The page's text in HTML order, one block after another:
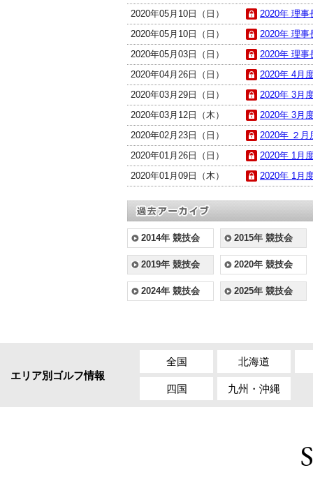
2020年05月10日（日）
2020年 理事
2020年05月10日（日）
2020年 理事
2020年05月03日（日）
2020年 理事
2020年04月26日（日）
2020年 4月
2020年03月29日（日）
2020年 3月
2020年03月12日（木）
2020年 3月
2020年02月23日（日）
2020年 ２月
2020年01月26日（日）
2020年 1月
2020年01月09日（木）
2020年 1月
2014年 競技会 2015年 競技会
2019年 競技会 2020年 競技会
2024年 競技会 2025年 競技会
エリア別ゴルフ情報
全国 北海道
四国 九州・沖縄